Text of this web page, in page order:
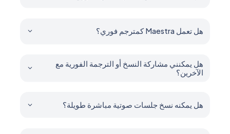
هل تعمل Maestra كمترجم فوري؟
هل يمكنني مشاركة النسخ أو الترجمة الفورية مع
الآخرين؟
هل يمكنه نسخ جلسات صوتية مباشرة طويلة؟